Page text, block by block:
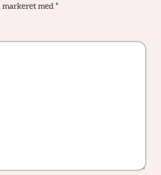
markeret med *